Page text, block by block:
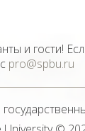
и гости!
pro@spbu.ru